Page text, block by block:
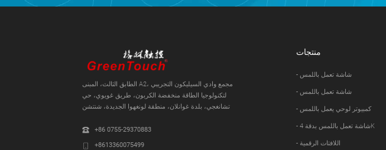
الطابق الثالث، المبنى A2، مجمع وادي السيليكون التجريبي
لتكنولوجيا الطاقة منخفضة الكربون، طريق غويوي، حي
تشانغجي، بلدة غوانلان، منطقة لونغهوا الجديدة، شنتشن
+86 0755-29370883
+8613360075499
منتجات
- شاشة تعمل باللمس
- شاشة تعمل باللمس
- كمبيوتر لوحي يعمل باللمس
- شاشة تعمل باللمس بدقة 4K
- اللافتات الرقمية